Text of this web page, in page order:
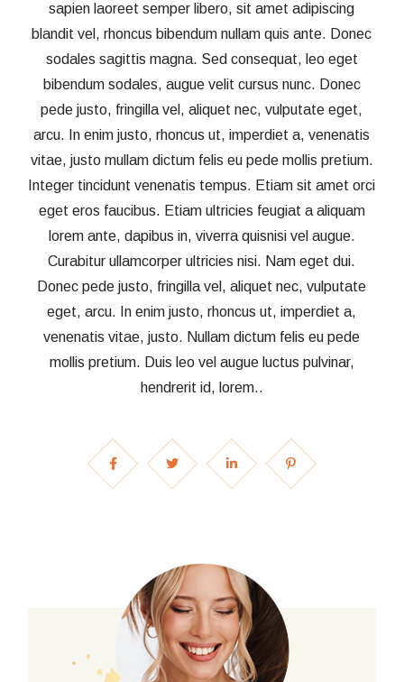
sapien laoreet semper libero, sit amet adipiscing
blandit vel, rhoncus bibendum nullam quis ante. Donec
sodales sagittis magna. Sed consequat, leo eget
bibendum sodales, augue velit cursus nunc. Donec
pede justo, fringilla vel, aliquet nec, vulputate eget,
arcu. In enim justo, rhoncus ut, imperdiet a, venenatis
vitae, justo mullam dictum felis eu pede mollis pretium.
Integer tincidunt venenatis tempus. Etiam sit amet orci
eget eros faucibus. Etiam ultricies feugiat a aliquam
lorem ante, dapibus in, viverra quisnisi vel augue.
Curabitur ullamcorper ultricies nisi. Nam eget dui.
Donec pede justo, fringilla vel, aliquet nec, vulputate
eget, arcu. In enim justo, rhoncus ut, imperdiet a,
venenatis vitae, justo. Nullam dictum felis eu pede
mollis pretium. Duis leo vel augue luctus pulvinar,
hendrerit id, lorem..